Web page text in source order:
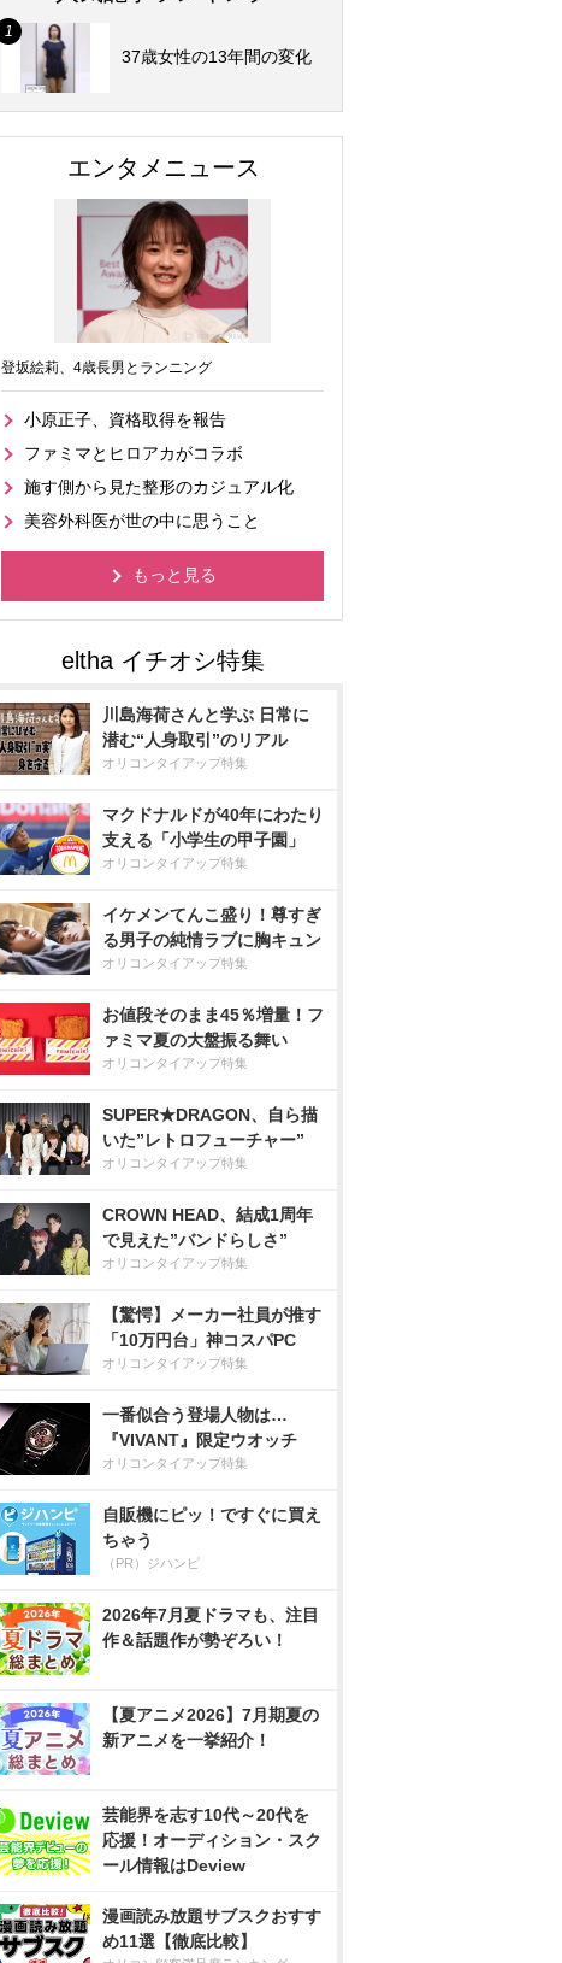
37歳女性の13年間の変化
エンタメニュース
登坂絵莉、4歳長男とランニング
小原正子、資格取得を報告
ファミマとヒロアカがコラボ
施す側から見た整形のカジュアル化
美容外科医が世の中に思うこと
もっと見る
川島海荷さんと学ぶ 日常に
潜む“人身取引”のリアル
オリコンタイアップ特集
マクドナルドが40年にわたり
支える「小学生の甲子園」
オリコンタイアップ特集
イケメンてんこ盛り！尊すぎ
る男子の純情ラブに胸キュン
オリコンタイアップ特集
お値段そのまま45％増量！フ
ァミマ夏の大盤振る舞い
オリコンタイアップ特集
SUPER★DRAGON、自ら描
いた”レトロフューチャー”
オリコンタイアップ特集
CROWN HEAD、結成1周年
で見えた”バンドらしさ”
オリコンタイアップ特集
【驚愕】メーカー社員が推す
「10万円台」神コスパPC
オリコンタイアップ特集
一番似合う登場人物は…
『VIVANT』限定ウオッチ
オリコンタイアップ特集
自販機にピッ！ですぐに買え
ちゃう
（PR）ジハンピ
2026年7月夏ドラマも、注目
作＆話題作が勢ぞろい！
【夏アニメ2026】7月期夏の
新アニメを一挙紹介！
芸能界を志す10代～20代を
応援！オーディション・スク
ール情報はDeview
漫画読み放題サブスクおすす
め11選【徹底比較】